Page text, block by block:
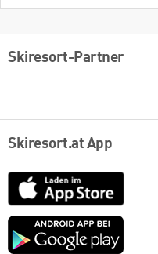
Skiresort-Partner
Skiresort.at App
App
Store
Google